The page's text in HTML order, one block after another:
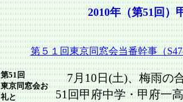
2010年（第51回）
第５１回東京同窓会当番幹事（
第51回
東京同窓会お
礼と
7月10日(土)、梅雨の
51回甲府中学・甲府一